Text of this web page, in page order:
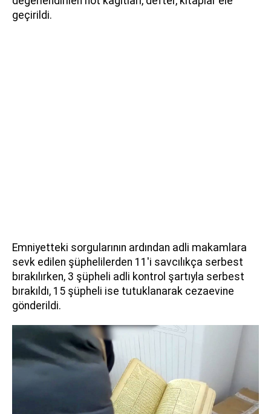
geçirildi.
Emniyetteki sorgularının ardından adli makamlara
sevk edilen şüphelilerden 11'i savcılıkça serbest
bırakılırken, 3 şüpheli adli kontrol şartıyla serbest
bırakıldı, 15 şüpheli ise tutuklanarak cezaevine
gönderildi.